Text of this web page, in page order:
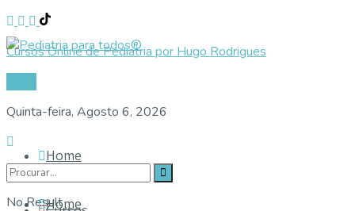
Cursos Online de Pediatria por Hugo Rodrigues
Quinta-feira, Agosto 6, 2026
No Result
Home
Home